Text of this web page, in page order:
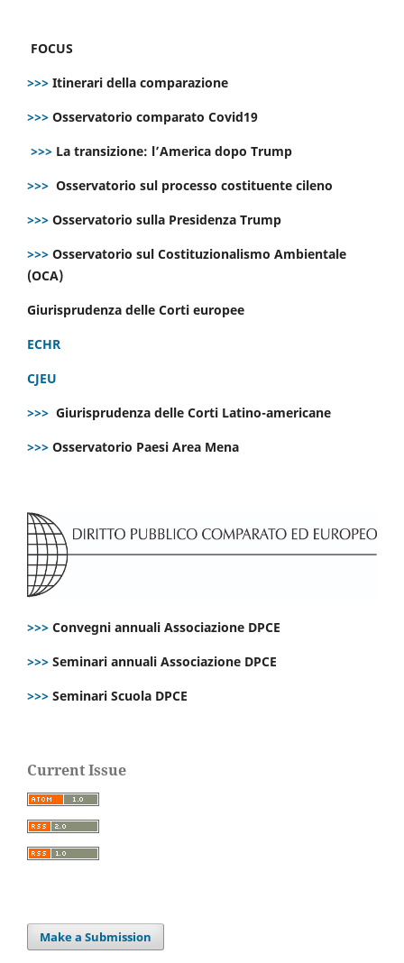
FOCUS
>>> Itinerari della comparazione
>>> Osservatorio comparato Covid19
>>> La transizione: l’America dopo Trump
>>> Osservatorio sul processo costituente cileno
>>> Osservatorio sulla Presidenza Trump
>>> Osservatorio sul Costituzionalismo Ambientale
(OCA)
Giurisprudenza delle Corti europee
ECHR
CJEU
>>> Giurisprudenza delle Corti Latino-americane
>>> Osservatorio Paesi Area Mena
>>> Convegni annuali Associazione DPCE
>>> Seminari annuali Associazione DPCE
>>> Seminari Scuola DPCE
Current Issue
Make a Submission